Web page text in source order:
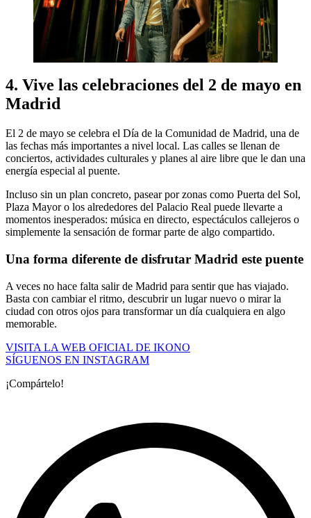
4. Vive las celebraciones del 2 de mayo en
Madrid
El 2 de mayo se celebra el Día de la Comunidad de Madrid, una de
las fechas más importantes a nivel local. Las calles se llenan de
conciertos, actividades culturales y planes al aire libre que le dan una
energía especial al puente.
Incluso sin un plan concreto, pasear por zonas como Puerta del Sol,
Plaza Mayor o los alrededores del Palacio Real puede llevarte a
momentos inesperados: música en directo, espectáculos callejeros o
simplemente la sensación de formar parte de algo compartido.
Una forma diferente de disfrutar Madrid este puente
A veces no hace falta salir de Madrid para sentir que has viajado.
Basta con cambiar el ritmo, descubrir un lugar nuevo o mirar la
ciudad con otros ojos para transformar un día cualquiera en algo
memorable.
VISITA LA WEB OFICIAL DE IKONO
SÍGUENOS EN INSTAGRAM
¡Compártelo!